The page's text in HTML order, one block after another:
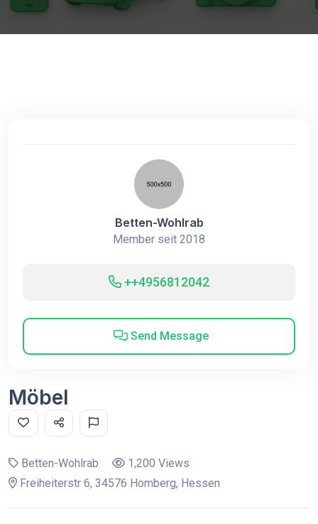
Betten-Wohlrab
Member seit 2018
++4956812042
Send Message
Möbel
Betten-Wohlrab
1,200 Views
Freiheiterstr 6, 34576 Homberg, Hessen